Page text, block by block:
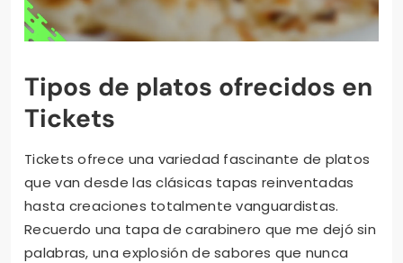
Tipos de platos ofrecidos en
Tickets
Tickets ofrece una variedad fascinante de platos
que van desde las clásicas tapas reinventadas
hasta creaciones totalmente vanguardistas.
Recuerdo una tapa de carabinero que me dejó sin
palabras, una explosión de sabores que nunca